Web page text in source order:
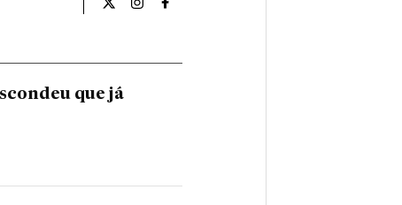
Internacional El País Brasil en Twitter
Internacional El País Brasil en Instagram
Internacional El País Brasil en Facebook
que já